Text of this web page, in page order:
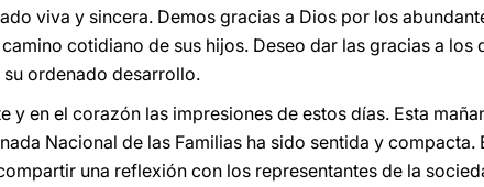
viva y sincera. Demos gracias a Dios por los
cotidiano de sus hijos. Deseo dar las gracias a los
ordenado desarrollo.
y en el corazón las impresiones de estos días. Esta
Nacional de las Familias ha sido sentida y compacta.
una reflexión con los representantes de la